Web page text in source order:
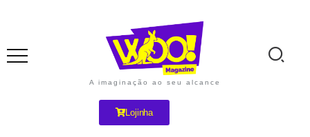
A imaginação ao seu alcance
Lojinha